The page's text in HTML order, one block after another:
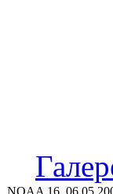
NOAA 16,